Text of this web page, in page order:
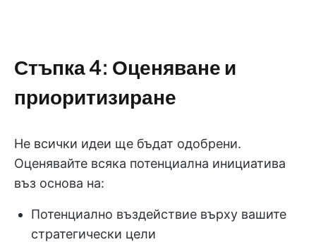
Стъпка 4: Оценяване и
приоритизиране
Не всички идеи ще бъдат одобрени.
Оценявайте всяка потенциална инициатива
въз основа на:
Потенциално въздействие върху вашите
стратегически цели